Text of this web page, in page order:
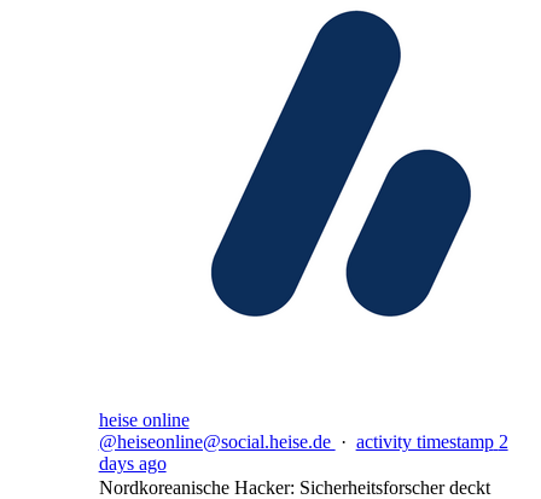
heise online
@heiseonline@social.heise.de · activity timestamp 2
days ago
Nordkoreanische Hacker: Sicherheitsforscher deckt